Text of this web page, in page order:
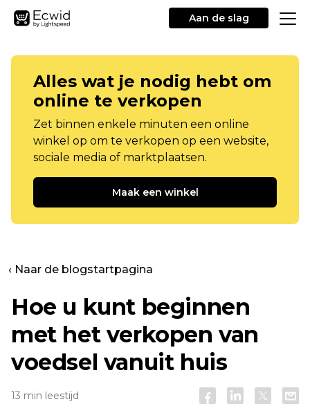
Aan de slag
Alles wat je nodig hebt om
online te verkopen
Zet binnen enkele minuten een online
winkel op om te verkopen op een website,
sociale media of marktplaatsen.
Maak een winkel
‹ Naar de blogstartpagina
Hoe u kunt beginnen
met het verkopen van
voedsel vanuit huis
13 min leestijd